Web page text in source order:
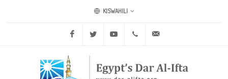
KISWAHILI
Facebook Twitter Youtube +20 2 25970400